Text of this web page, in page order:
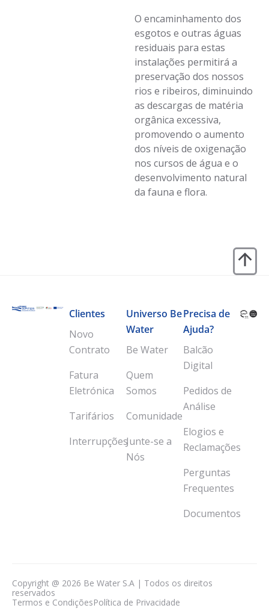
O encaminhamento dos
esgotos e outras águas
residuais para estas
instalações permitirá a
preservação dos nossos
rios e ribeiros, diminuindo
as descargas de matéria
orgânica excessiva,
promovendo o aumento
dos níveis de oxigenação
nos cursos de água e o
desenvolvimento natural
da fauna e flora.
Clientes
Novo
Contrato
Fatura
Eletrónica
Tarifários
Interrupções
Universo Be
Water
Be Water
Quem
Somos
Comunidade
Junte-se a
Nós
Precisa de
Ajuda?
Balcão
Digital
Pedidos de
Análise
Elogios e
Reclamações
Perguntas
Frequentes
Documentos
Copyright @ 2026 Be Water S.A | Todos os direitos
reservados
Termos e CondiçõesPolítica de Privacidade